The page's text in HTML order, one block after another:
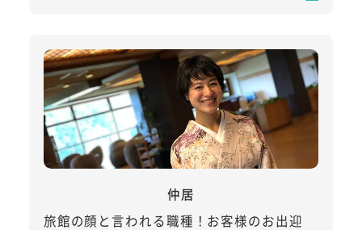
仲居
旅館の顔と言われる職種！お客様のお出迎